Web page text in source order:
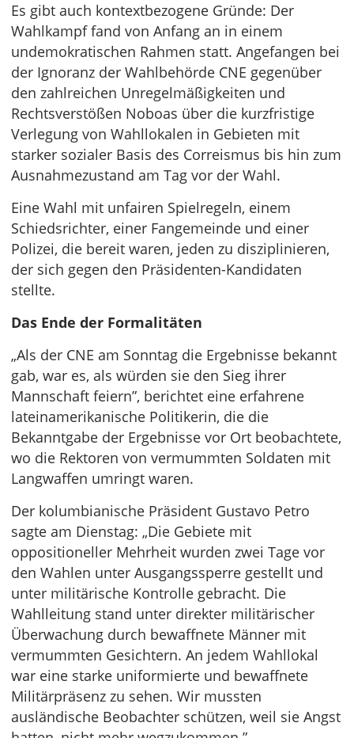
Es gibt auch kontextbezogene Gründe: Der
Wahlkampf fand von Anfang an in einem
undemokratischen Rahmen statt. Angefangen bei
der Ignoranz der Wahlbehörde CNE gegenüber
den zahlreichen Unregelmäßigkeiten und
Rechtsverstößen Noboas über die kurzfristige
Verlegung von Wahllokalen in Gebieten mit
starker sozialer Basis des Correismus bis hin zum
Ausnahmezustand am Tag vor der Wahl.
Eine Wahl mit unfairen Spielregeln, einem
Schiedsrichter, einer Fangemeinde und einer
Polizei, die bereit waren, jeden zu disziplinieren,
der sich gegen den Präsidenten-Kandidaten
stellte.
Das Ende der Formalitäten
„Als der CNE am Sonntag die Ergebnisse bekannt
gab, war es, als würden sie den Sieg ihrer
Mannschaft feiern”, berichtet eine erfahrene
lateinamerikanische Politikerin, die die
Bekanntgabe der Ergebnisse vor Ort beobachtete,
wo die Rektoren von vermummten Soldaten mit
Langwaffen umringt waren.
Der kolumbianische Präsident Gustavo Petro
sagte am Dienstag: „Die Gebiete mit
oppositioneller Mehrheit wurden zwei Tage vor
den Wahlen unter Ausgangssperre gestellt und
unter militärische Kontrolle gebracht. Die
Wahlleitung stand unter direkter militärischer
Überwachung durch bewaffnete Männer mit
vermummten Gesichtern. An jedem Wahllokal
war eine starke uniformierte und bewaffnete
Militärpräsenz zu sehen. Wir mussten
ausländische Beobachter schützen, weil sie Angst